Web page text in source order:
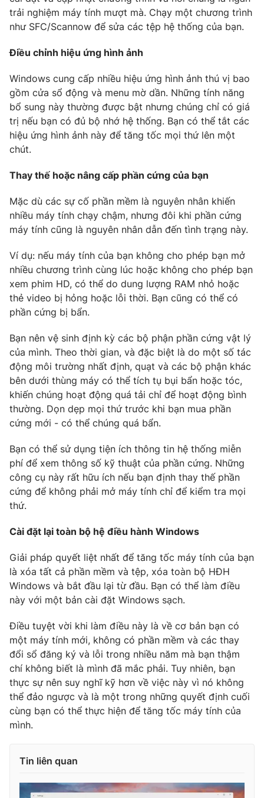
trải nghiệm máy tính mượt mà. Chạy một chương trình
như SFC/Scannow để sửa các tệp hệ thống của bạn.
Điều chỉnh hiệu ứng hình ảnh
Windows cung cấp nhiều hiệu ứng hình ảnh thú vị bao
gồm cửa sổ động và menu mờ dần. Những tính năng
bổ sung này thường được bật nhưng chúng chỉ có giá
trị nếu bạn có đủ bộ nhớ hệ thống. Bạn có thể tắt các
hiệu ứng hình ảnh này để tăng tốc mọi thứ lên một
chút.
Thay thế hoặc nâng cấp phần cứng của bạn
Mặc dù các sự cố phần mềm là nguyên nhân khiến
nhiều máy tính chạy chậm, nhưng đôi khi phần cứng
máy tính cũng là nguyên nhân dẫn đến tình trạng này.
Ví dụ: nếu máy tính của bạn không cho phép bạn mở
nhiều chương trình cùng lúc hoặc không cho phép bạn
xem phim HD, có thể do dung lượng RAM nhỏ hoặc
thẻ video bị hỏng hoặc lỗi thời. Bạn cũng có thể có
phần cứng bị bẩn.
Bạn nên vệ sinh định kỳ các bộ phận phần cứng vật lý
của mình. Theo thời gian, và đặc biệt là do một số tác
động môi trường nhất định, quạt và các bộ phận khác
bên dưới thùng máy có thể tích tụ bụi bẩn hoặc tóc,
khiến chúng hoạt động quá tải chỉ để hoạt động bình
thường. Dọn dẹp mọi thứ trước khi bạn mua phần
cứng mới - có thể chúng quá bẩn.
Bạn có thể sử dụng tiện ích thông tin hệ thống miễn
phí để xem thông số kỹ thuật của phần cứng. Những
công cụ này rất hữu ích nếu bạn định thay thế phần
cứng để không phải mở máy tính chỉ để kiểm tra mọi
thứ.
Cài đặt lại toàn bộ hệ điều hành Windows
Giải pháp quyết liệt nhất để tăng tốc máy tính của bạn
là xóa tất cả phần mềm và tệp, xóa toàn bộ HĐH
Windows và bắt đầu lại từ đầu. Bạn có thể làm điều
này với một bản cài đặt Windows sạch.
Điều tuyệt vời khi làm điều này là về cơ bản bạn có
một máy tính mới, không có phần mềm và các thay
đổi sổ đăng ký và lỗi trong nhiều năm mà bạn thậm
chí không biết là mình đã mắc phải. Tuy nhiên, bạn
thực sự nên suy nghĩ kỹ hơn về việc này vì nó không
thể đảo ngược và là một trong những quyết định cuối
cùng bạn có thể thực hiện để tăng tốc máy tính của
mình.
Tin liên quan